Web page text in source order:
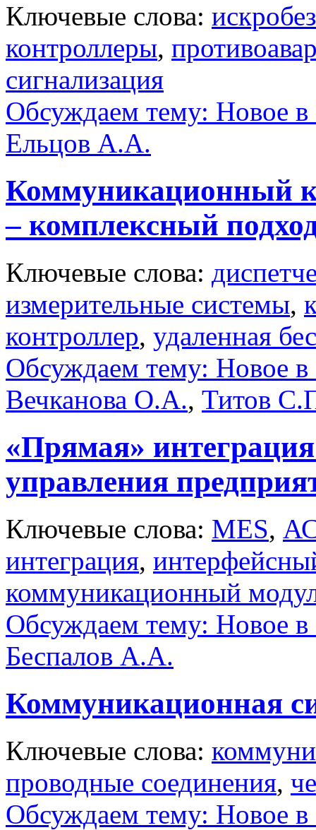
Ключевые слова:
контроллеры,
сигнализация
Обсуждаем тему: Новое в
Ельцов А.А.
Коммуникационный
– комплексный
Ключевые слова:
измерительные системы,
контроллер, удаленная
Обсуждаем тему: Новое в
Вечканова О.А., Титов
«Прямая»
управления
Ключевые слова: MES,
интеграция,
коммуникационный
Обсуждаем тему: Новое в
Беспалов А.А.
Коммуникационная
Ключевые слова:
проводные соединения,
Обсуждаем тему: Новое в